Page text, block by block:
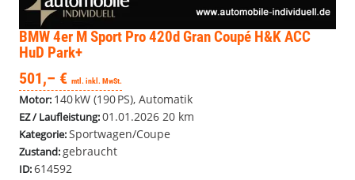
BMW 4er M Sport Pro 420d Gran Coupé H&K ACC
HuD Park+
501,– € mtl. inkl. MwSt.
Motor: 140 kW (190 PS), Automatik
EZ / Laufleistung:01.01.2026 20 km
Kategorie:Sportwagen/Coupe
Zustand:gebraucht
ID:614592